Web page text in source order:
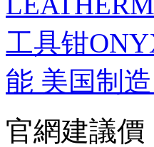
工具钳
能 美国制造
官網建議價